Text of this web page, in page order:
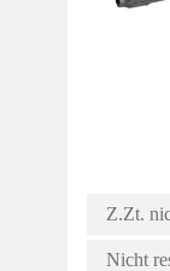
Z.Zt.
Nicht